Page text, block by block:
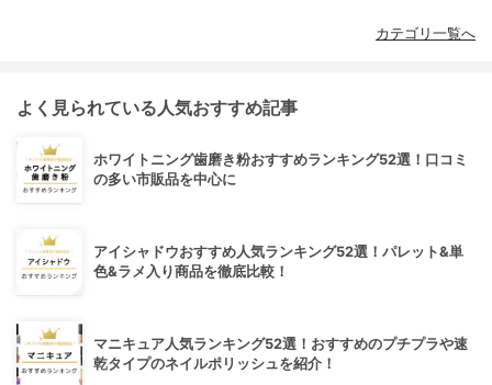
カテゴリ一覧へ
よく見られている人気おすすめ記事
ホワイトニング歯磨き粉おすすめランキング52選！口コミ
の多い市販品を中心に
アイシャドウおすすめ人気ランキング52選！パレット&単
色&ラメ入り商品を徹底比較！
マニキュア人気ランキング52選！おすすめのプチプラや速
乾タイプのネイルポリッシュを紹介！